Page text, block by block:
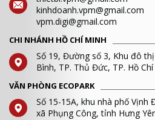
kinhdoanh.vpm@gmail.com
vpm.digi@gmail.com
CHI NHÁNH HỒ CHÍ MINH
Số 19, Đường số 3, Khu đô
Bình, TP. Thủ Đức, TP. Hồ
VĂN PHÒNG ECOPARK
Số 15-15A, khu nhà phố
xã Phụng Công, tỉnh Hưng